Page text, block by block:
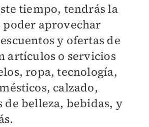
tiempo, tendrás la
poder aprovechar
y ofertas de
artículos o servicios
ropa, tecnología,
calzado,
de belleza, bebidas, y